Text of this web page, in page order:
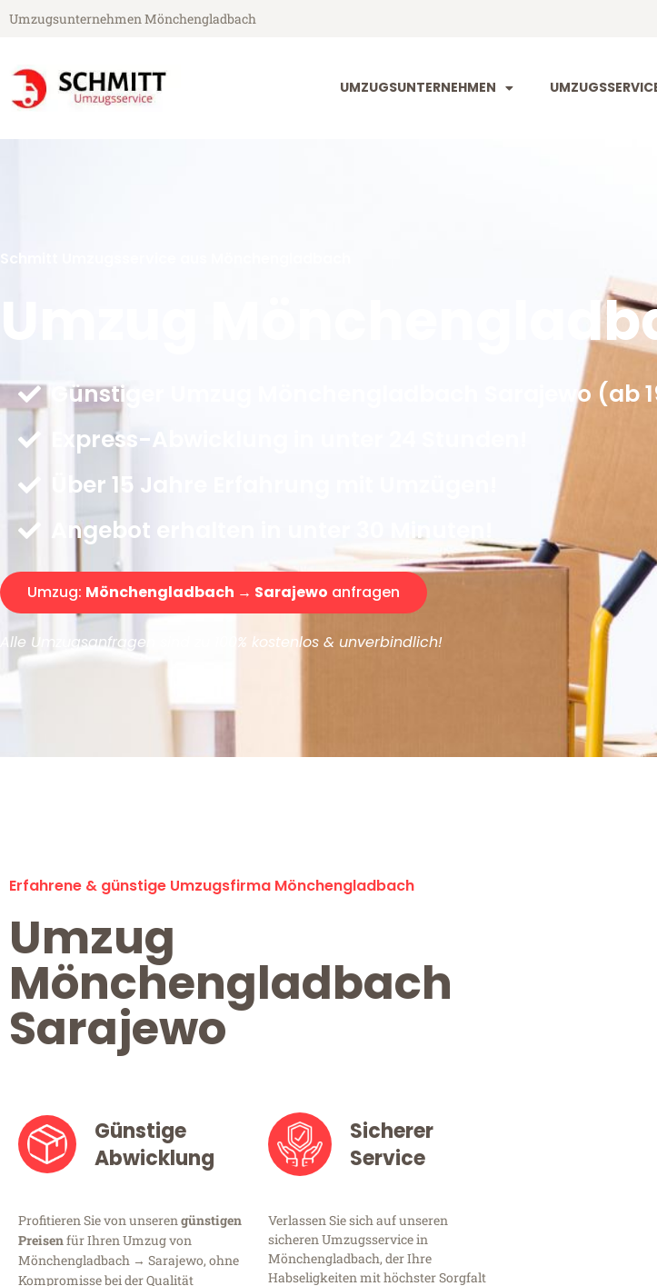
Umzugsunternehmen Mönchengladbach
UMZUGSUNTERNEHMEN
Umzug
Günstiger Umzug Mönchengladbach Sarajewo (ab
Express-Abwicklung in unter 24 Stunden!
Über 15 Jahre Erfahrung mit Umzügen!
Angebot erhalten in unter 30 Minuten!
Umzug: Mönchengladbach → Sarajewo anfragen
Alle Umzugsanfragen sind zu 100% kostenlos & unverbindlich!
Erfahrene & günstige Umzugsfirma Mönchengladbach
Umzug
Mönchengladbach
Sarajewo
Günstige
Abwicklung
Profitieren Sie von unserengünstigen
Preisenfür Ihren Umzug von
Mönchengladbach → Sarajewo, ohne
Kompromisse bei der Qualität
Sicherer
Service
Verlassen Sie sich auf unseren
sicheren Umzugsservice in
Mönchengladbach, der Ihre
Habseligkeiten mit höchster Sorgfalt